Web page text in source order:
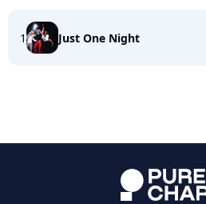
1 Just One Night